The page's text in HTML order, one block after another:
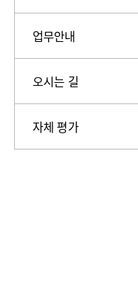
업무안내
오시는 길
자체 평가